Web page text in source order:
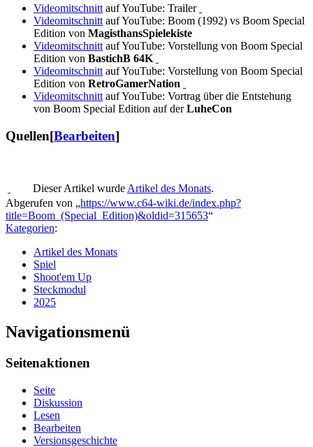
Videomitschnitt auf YouTube: Trailer
Videomitschnitt auf YouTube: Boom (1992) vs Boom Special
Edition von MagisthansSpielekiste
Videomitschnitt auf YouTube: Vorstellung von Boom Special
Edition von BastichB 64K
Videomitschnitt auf YouTube: Vorstellung von Boom Special
Edition von RetroGamerNation
Videomitschnitt auf YouTube: Vortrag über die Entstehung
von Boom Special Edition auf derLuheCon
Quellen[Bearbeiten]
Dieser Artikel wurdeArtikel des Monats.
Abgerufen von „https://www.c64-wiki.de/index.php?
title=Boom_(Special_Edition)&oldid=315653“
Kategorien:
Artikel des Monats
Spiel
Shoot'em Up
Steckmodul
2025
Navigationsmenü
Seitenaktionen
Seite
Diskussion
Lesen
Bearbeiten
Versionsgeschichte